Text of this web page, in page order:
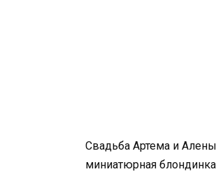
Свадьба Артема и
миниатюрная